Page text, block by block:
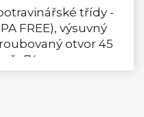
třídy -
FREE), výsuvný
otvor 45
74mm pro